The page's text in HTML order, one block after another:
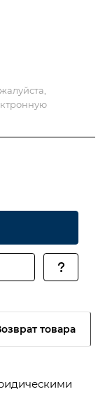
товара